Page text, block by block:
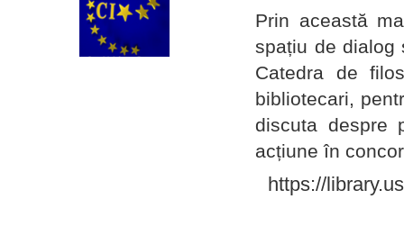
Prin această
spațiu de dialog
Catedra de
bibliotecari,
discuta despre
acțiune în
https://